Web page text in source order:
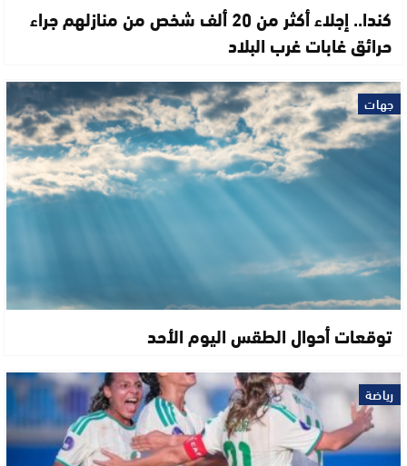
كندا.. إجلاء أكثر من 20 ألف شخص من منازلهم جراء
حرائق غابات غرب البلاد
جهات
توقعات أحوال الطقس اليوم الأحد
رياضة